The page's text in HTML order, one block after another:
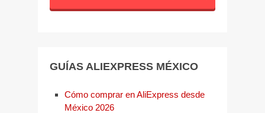
GUÍAS ALIEXPRESS MÉXICO
Cómo comprar en AliExpress desde
México 2026